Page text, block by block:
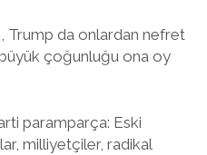
Trump da onlardan nefret
çoğunluğu ona oy
paramparça: Eski
milliyetçiler, radikal